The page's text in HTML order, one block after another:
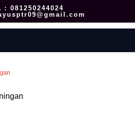
: 081250244024